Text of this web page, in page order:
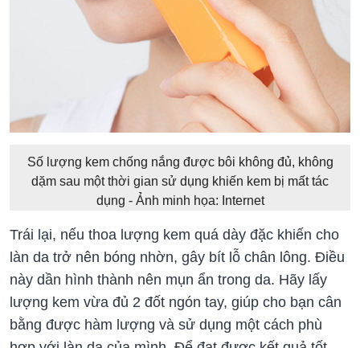
Số lượng kem chống nắng được bôi không đủ, không
dặm sau một thời gian sử dụng khiến kem bị mất tác
dụng - Ảnh minh họa: Internet
Trái lại, nếu thoa lượng kem quá dày đặc khiến cho
làn da trở nên bóng nhờn, gây bít lỗ chân lông. Điều
này dần hình thành nên mụn ẩn trong da. Hãy lấy
lượng kem vừa đủ 2 đốt ngón tay, giúp cho bạn cân
bằng được hàm lượng và sử dụng một cách phù